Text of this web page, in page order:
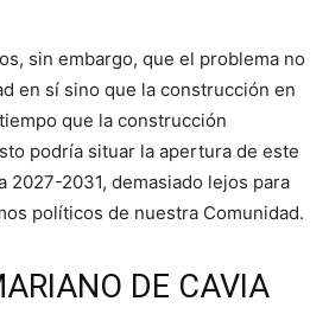
sin embargo, que el problema no
en sí sino que la construcción en
que la construcción
podría situar la apertura de este
2027-2031, demasiado lejos para
políticos de nuestra Comunidad.
DE CAVIA